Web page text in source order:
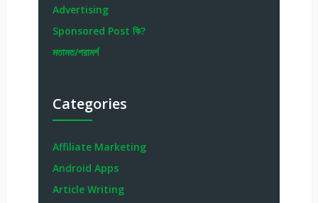
Advertising
Sponsored Post কি?
মতামত/পরামর্শ
Categories
Affiliate Marketing
Android Apps
Article Writing